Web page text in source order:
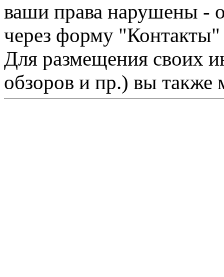
ваши права нарушены -
через форму "Контакты"
Для размещения своих
обзоров и пр.) вы также